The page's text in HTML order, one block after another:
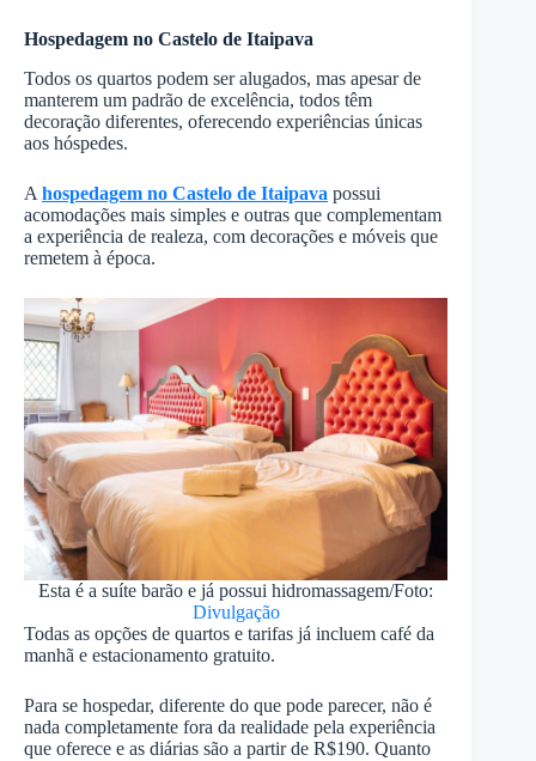
Hospedagem no Castelo de Itaipava
Todos os quartos podem ser alugados, mas apesar de
manterem um padrão de excelência, todos têm
decoração diferentes, oferecendo experiências únicas
aos hóspedes.
A hospedagem no Castelo de Itaipava possui
acomodações mais simples e outras que complementam
a experiência de realeza, com decorações e móveis que
remetem à época.
Esta é a suíte barão e já possui hidromassagem/Foto:
Divulgação
Todas as opções de quartos e tarifas já incluem café da
manhã e estacionamento gratuito.
Para se hospedar, diferente do que pode parecer, não é
nada completamente fora da realidade pela experiência
que oferece e as diárias são a partir de R$190. Quanto